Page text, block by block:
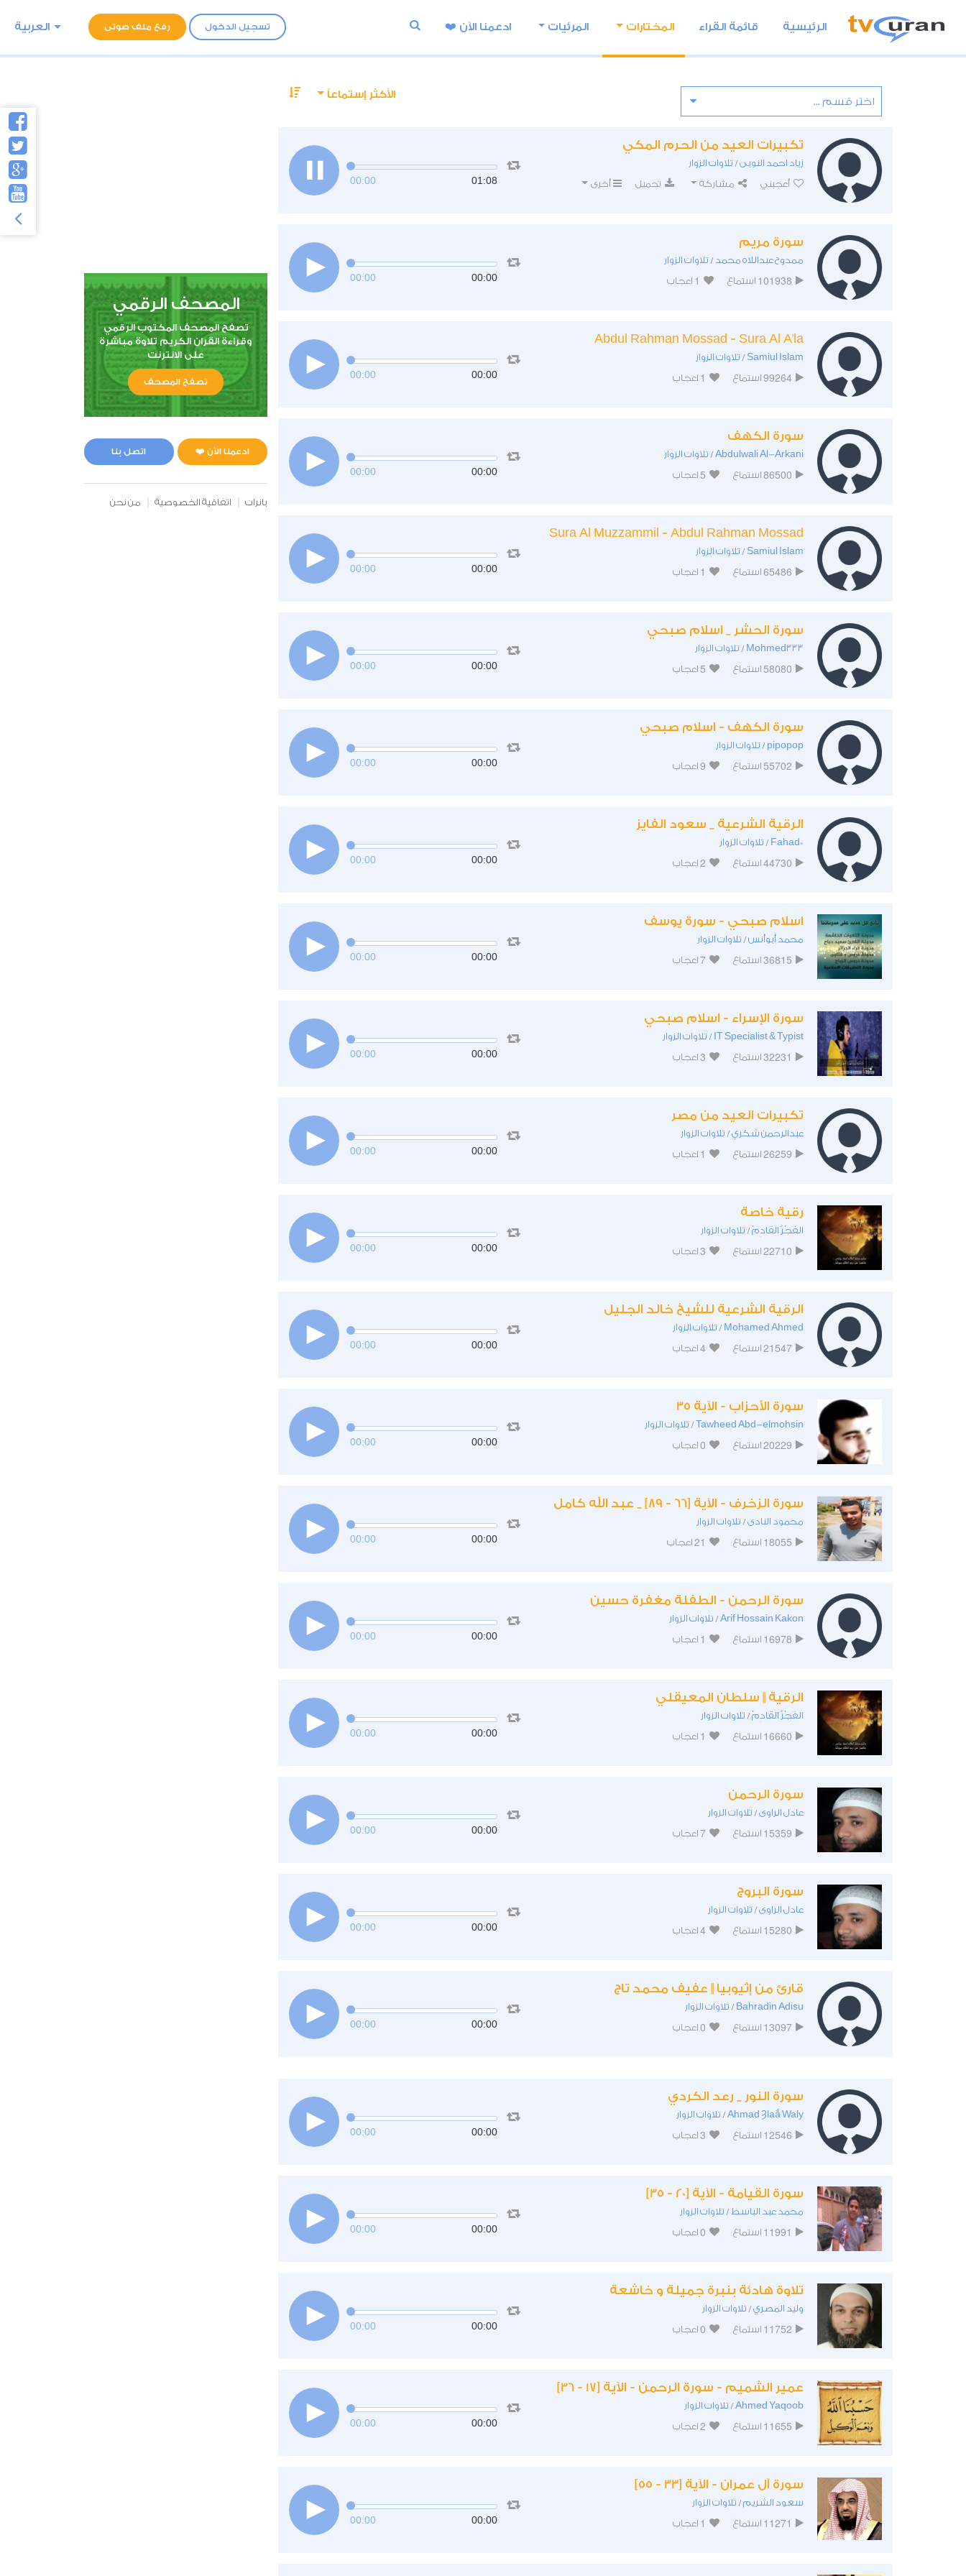
تسجيل الدخول رفع ملف صوتى العربية الرئيسية قائمة القراء المختارات المرئيات ادعمنا اﻵن ❤️
الأكثر إستماعاً
تكبيرات العيد من الحرم المكي
زياد احمد النوبى/ تلاوات الزوار
أعجبني
مشاركة تحميل أخرى 00:00 01:08
سورة مريم
ممدوح عبداللاه محمد / تلاوات الزوار
101938 استماع 1 اعجاب 00:00 00:00
Abdul Rahman Mossad - Sura Al A'la
Samiul Islam
/ تلاوات الزوار
99264 استماع 1 اعجاب 00:00 00:00
سورة الكهف
Abdulwali Al-Arkani
/ تلاوات الزوار
86500 استماع 5 اعجاب 00:00 00:00
Sura Al Muzzammil - Abdul Rahman Mossad
Samiul Islam
/ تلاوات الزوار
65486 استماع 1 اعجاب 00:00 00:00
سورة الحشر _ اسلام صبحي
Mohmed333
/ تلاوات الزوار
58080 استماع 5 اعجاب 00:00 00:00
سورة الكهف - اسلام صبحي
pipopop
/ تلاوات الزوار
55702 استماع 9 اعجاب 00:00 00:00
الرقية الشرعية _ سعود الفايز
*Fahad
/ تلاوات الزوار
44730 استماع 2 اعجاب 00:00 00:00
اسلام صبحي - سورة يوسف
محمد أبوأنس/ تلاوات الزوار
36815 استماع 7 اعجاب 00:00 00:00
سورة الإسراء - اسلام صبحي
IT Specialist & Typist
/ تلاوات الزوار
32231 استماع 3 اعجاب 00:00 00:00
تكبيرات العيد من مصر
عبدالرحمن شكري/ تلاوات الزوار
26259 استماع 1 اعجاب 00:00 00:00
رقية خاصة
الفَجْرُ القَادِمْ/ تلاوات الزوار
22710 استماع 3 اعجاب 00:00 00:00
الرقية الشرعية للشيخ خالد الجليل
Mohamed Ahmed
/ تلاوات الزوار
21547 استماع 4 اعجاب 00:00 00:00
سورة الأحزاب - الآية 35
Tawheed Abd-elmohsin
/ تلاوات الزوار
20229 استماع 0 اعجاب 00:00 00:00
سورة الزخرف - الآية [66 - 89] _ عبد الله كامل
محمود النادى/ تلاوات الزوار
18055 استماع 21 اعجاب 00:00 00:00
سورة الرحمن - الطفلة مغفرة حسين
Arif Hossain Kakon
/ تلاوات الزوار
16978 استماع 1 اعجاب 00:00 00:00
الرقية || سلطان المعيقلي
الفَجْرُ القَادِمْ/ تلاوات الزوار
16660 استماع 1 اعجاب 00:00 00:00
سورة الرحمن
عادل الراوى/ تلاوات الزوار
15359 استماع 7 اعجاب 00:00 00:00
سورة البروج
عادل الراوى/ تلاوات الزوار
15280 استماع 4 اعجاب 00:00 00:00
قارئ من إثيوبيا || عفيف محمد تاج
Bahradin Adisu
/ تلاوات الزوار
13097 استماع 0 اعجاب 00:00 00:00
سورة النور _ رعد الكردي
Ahmad Ȝlaắ Waly
/ تلاوات الزوار
12546 استماع 3 اعجاب 00:00 00:00
سورة القيامة - الآية [20 - 35]
محمد عبد الباسط / تلاوات الزوار
11991 استماع 0 اعجاب 00:00 00:00
تلاوة هادئة بنبرة جميلة و خاشعة
وليد المصري/ تلاوات الزوار
11752 استماع 0 اعجاب 00:00 00:00
عمير الشميم - سورة الرحمن - الآية [17 - 36]
Ahmed Yaqoob
/ تلاوات الزوار
11655 استماع 2 اعجاب 00:00 00:00
سورة آل عمران - الآية [33 - 55]
سعود الشريم/ تلاوات الزوار
11271 استماع 1 اعجاب 00:00 00:00
المصحف الرقمي
تصفح المصحف المكتوب الرقمي
وقراءة القران الكريم تلاوة مباشرة
على الانترنت
تصفح المصحف
ادعمنا الآن ❤️ اتصل بنا
بانرات اتفاقية الخصوصية من نحن